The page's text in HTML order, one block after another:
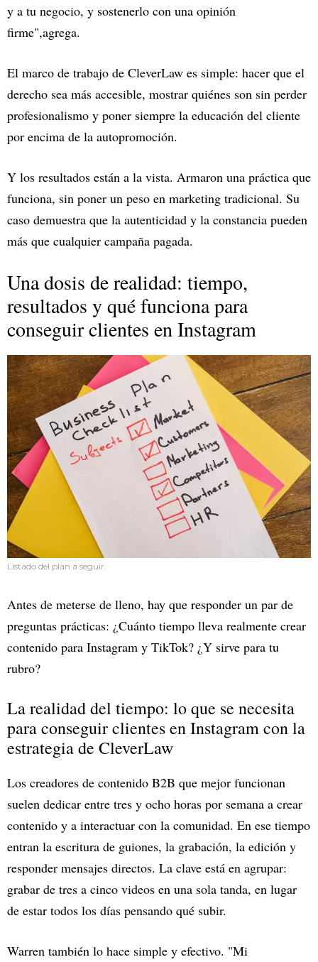
y a tu negocio, y sostenerlo con una opinión
firme",agrega.
El marco de trabajo de CleverLaw es simple: hacer que el
derecho sea más accesible, mostrar quiénes son sin perder
profesionalismo y poner siempre la educación del cliente
por encima de la autopromoción.
Y los resultados están a la vista. Armaron una práctica que
funciona, sin poner un peso en marketing tradicional. Su
caso demuestra que la autenticidad y la constancia pueden
más que cualquier campaña pagada.
Una dosis de realidad: tiempo,
resultados y qué funciona para
conseguir clientes en Instagram
Listado del plan a seguir.
Antes de meterse de lleno, hay que responder un par de
preguntas prácticas: ¿Cuánto tiempo lleva realmente crear
contenido para Instagram y TikTok? ¿Y sirve para tu
rubro?
La realidad del tiempo: lo que se necesita
para conseguir clientes en Instagram con la
estrategia de CleverLaw
Los creadores de contenido B2B que mejor funcionan
suelen dedicar entre tres y ocho horas por semana a crear
contenido y a interactuar con la comunidad. En ese tiempo
entran la escritura de guiones, la grabación, la edición y
responder mensajes directos. La clave está en agrupar:
grabar de tres a cinco videos en una sola tanda, en lugar
de estar todos los días pensando qué subir.
Warren también lo hace simple y efectivo. "Mi